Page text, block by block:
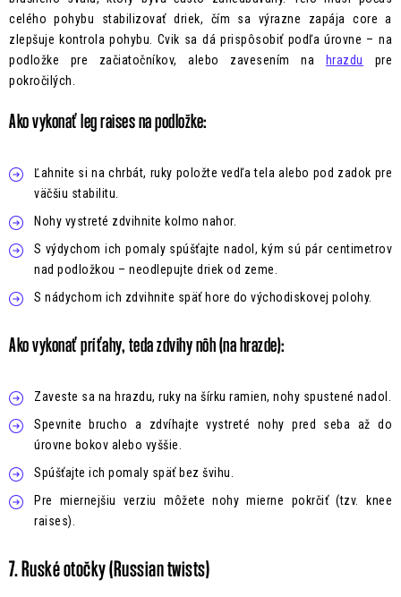
celého pohybu stabilizovať driek, čím sa výrazne zapája core a
zlepšuje kontrola pohybu. Cvik sa dá prispôsobiť podľa úrovne – na
podložke pre začiatočníkov, alebo zavesením na hrazdu
pre
pokročilých.
Ako vykonať leg raises na podložke:
Ľahnite si na chrbát, ruky položte vedľa tela alebo pod zadok pre
väčšiu stabilitu.
Nohy vystreté zdvihnite kolmo nahor.
S výdychom ich pomaly spúšťajte nadol, kým sú pár centimetrov
nad podložkou – neodlepujte driek od zeme.
S nádychom ich zdvihnite späť hore do východiskovej polohy.
Ako vykonať príťahy, teda zdvihy nôh (na hrazde):
Zaveste sa na hrazdu, ruky na šírku ramien, nohy spustené nadol.
Spevnite brucho a zdvíhajte vystreté nohy pred seba až do
úrovne bokov alebo vyššie.
Spúšťajte ich pomaly späť bez švihu.
Pre miernejšiu verziu môžete nohy mierne pokrčiť (tzv. knee
raises).
7. Ruské otočky (Russian twists)